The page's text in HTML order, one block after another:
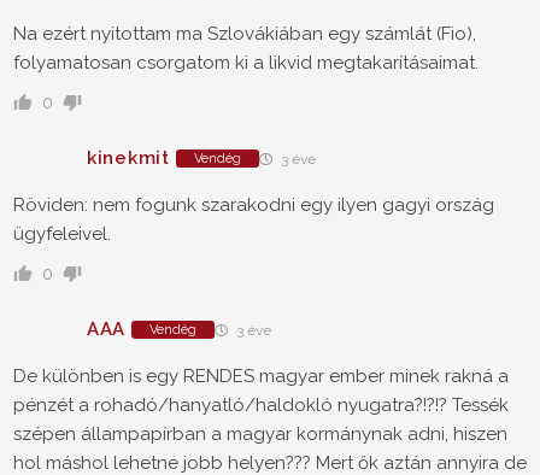
Na ezért nyitottam ma Szlovákiában egy számlát (Fio),
folyamatosan csorgatom ki a likvid megtakarításaimat.
0
kinekmit Vendég 3 éve
Röviden: nem fogunk szarakodni egy ilyen gagyi ország
ügyfeleivel.
0
AAA Vendég 3 éve
De különben is egy RENDES magyar ember minek rakná a
pénzét a rohadó/hanyatló/haldokló nyugatra?!?!? Tessék
szépen állampapírban a magyar kormánynak adni, hiszen
hol máshol lehetne jobb helyen??? Mert ők aztán annyira de